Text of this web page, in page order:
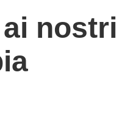
nostri